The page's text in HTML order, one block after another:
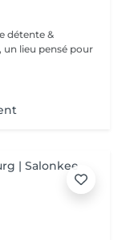
détente &